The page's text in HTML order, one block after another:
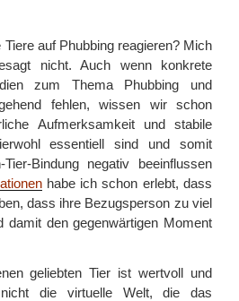
auf Phubbing reagieren? Mich
nicht. Auch wenn konkrete
zum Thema Phubbing und
fehlen, wissen wir schon
Aufmerksamkeit und stabile
essentiell sind und somit
Bindung negativ beeinflussen
habe ich schon erlebt, dass
dass ihre Bezugsperson zu viel
damit den gegenwärtigen Moment
geliebten Tier ist wertvoll und
die virtuelle Welt, die das